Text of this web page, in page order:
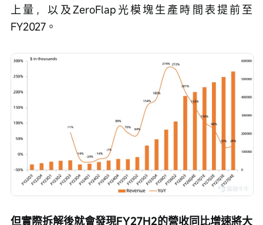
上量，以及ZeroFlap光模塊生產時間表提前至
FY2027。
但實際拆解後就會發現FY27H2的營收同比增速將大